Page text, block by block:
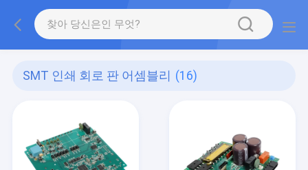
SMT 인쇄 회로 판 어셈블리 (16)